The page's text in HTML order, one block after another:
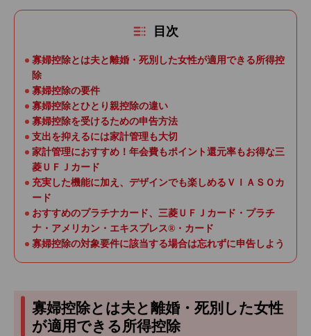
目次
寡婦控除とは夫と離婚・死別した女性が適用できる所得控
除
寡婦控除の要件
寡婦控除とひとり親控除の違い
寡婦控除を受けるための申告方法
支出を抑えるには家計管理も大切
家計管理におすすめ！年会費もポイント還元率もお得な三
菱ＵＦＪカード
充実した機能に加え、デザインでも楽しめるＶＩＡＳＯカ
ード
おすすめのプラチナカード、三菱ＵＦＪカード・プラチ
ナ・アメリカン・エキスプレス®・カード
寡婦控除の対象要件に該当する場合は忘れずに申告しよう
寡婦控除とは夫と離婚・死別した女性
が適用できる所得控除